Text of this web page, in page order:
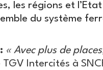
les régions et
du système
« Avec plus de
Intercités à